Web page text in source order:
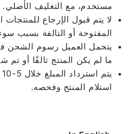
مستخدم، مع التغليف الأصلي.
لا يتم قبول الإرجاع للمنتجات
المفتوحة أو التالفة بسبب
يتحمل العميل رسوم الشحن
ما لم يكن المنتج تالفًا أو تم
استلام المنتج وفحصه.